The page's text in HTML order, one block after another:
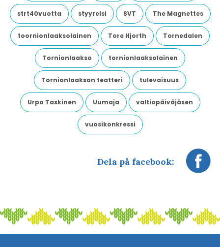
strt40vuotta styyrelsi SVT The Magnettes
toornionlaaksolainen Tore Hjorth Tornedalen
Tornionlaakso tornionlaaksolainen
Tornionlaakson teatteri tulevaisuus
Urpo Taskinen Uumaja valtiopäiväjäsen
vuosikonkressi
Dela på facebook: